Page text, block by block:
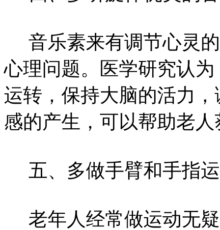
音乐素来有调节心灵
心理问题。医学研究认
运转，保持大脑的活力
感的产生，可以帮助老
五、多做手臂和手指
老年人经常做运动无